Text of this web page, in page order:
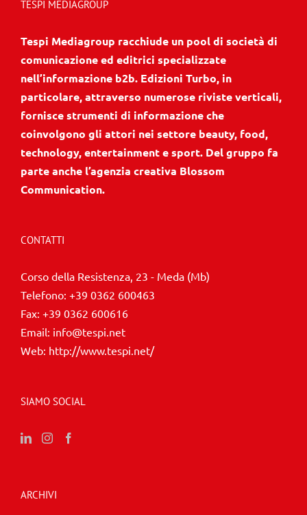
TESPI MEDIAGROUP
Tespi Mediagroup racchiude un pool di società di
comunicazione ed editrici specializzate
nell’informazione b2b. Edizioni Turbo, in
particolare, attraverso numerose riviste verticali,
fornisce strumenti di informazione che
coinvolgono gli attori nei settore beauty, food,
technology, entertainment e sport. Del gruppo fa
parte anche l’agenzia creativa Blossom
Communication.
CONTATTI
Corso della Resistenza, 23 - Meda (Mb)
Telefono: +39 0362 600463
Fax: +39 0362 600616
Email: info@tespi.net
Web: http://www.tespi.net/
SIAMO SOCIAL
ARCHIVI